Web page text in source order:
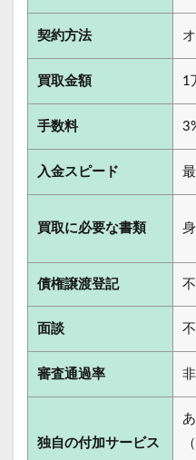
契約方法
買取金額 1
手数料
入金スピード
買取に必要な書類
債権譲渡登記
面談
審査通過率
独自の付加サービス